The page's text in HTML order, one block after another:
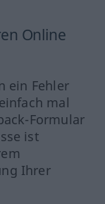
Online
ein Fehler
mal
Formular
ist
Ihrer